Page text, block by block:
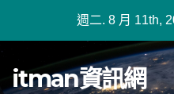
週二. 8 月 11th,
itman資訊網